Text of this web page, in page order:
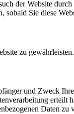
der Website
sobald Sie diese
zu
und Zweck
Daten